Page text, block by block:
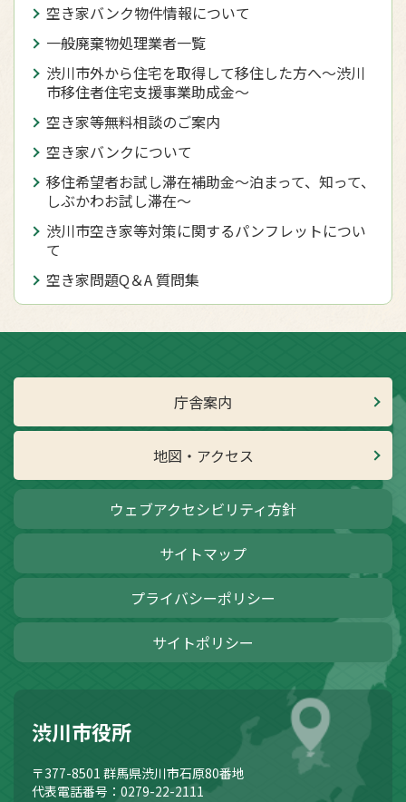
空き家バンク物件情報について
一般廃棄物処理業者一覧
渋川市外から住宅を取得して移住した方へ〜渋川
市移住者住宅支援事業助成金〜
空き家等無料相談のご案内
空き家バンクについて
移住希望者お試し滞在補助金〜泊まって、知って、
しぶかわお試し滞在〜
渋川市空き家等対策に関するパンフレットについ
て
空き家問題Q＆A 質問集
庁舎案内
地図・アクセス
ウェブアクセシビリティ方針
サイトマップ
プライバシーポリシー
サイトポリシー
渋川市役所
〒377-8501 群馬県渋川市石原80番地
代表電話番号：0279-22-2111